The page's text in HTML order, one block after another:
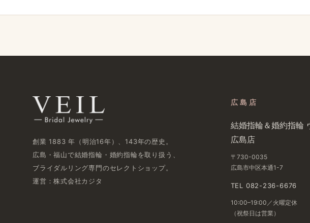
創業 1883 年​（明治16年）、​143年の​歴史。
広島・福山で​結婚指輪・婚約指輪を​取り扱う、​
ブライダルリング専門の​セレクトショップ。
運営：株式会社カジタ
広島店
結婚​指輪＆婚約指輪
広島店
〒730-0035
広島市中区本通1-7
TEL 082-236-6676
10:00–19:00／火曜定休
（祝祭日は​営業）